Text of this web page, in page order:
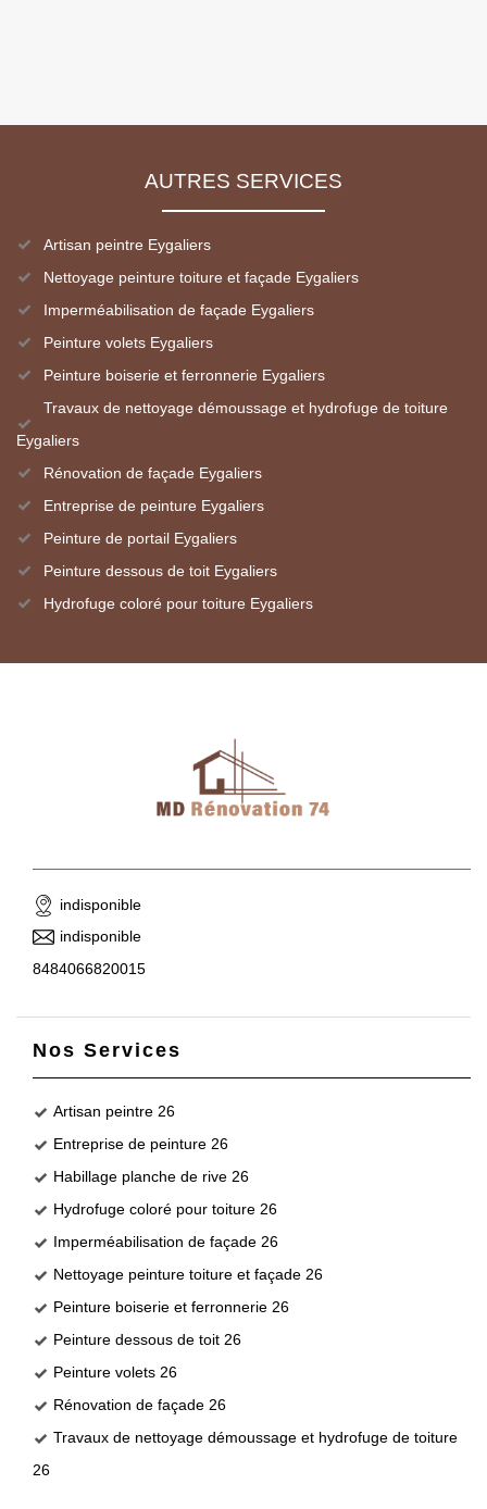
AUTRES SERVICES
Artisan peintre Eygaliers
Nettoyage peinture toiture et façade Eygaliers
Imperméabilisation de façade Eygaliers
Peinture volets Eygaliers
Peinture boiserie et ferronnerie Eygaliers
Travaux de nettoyage démoussage et hydrofuge de toiture
Eygaliers
Rénovation de façade Eygaliers
Entreprise de peinture Eygaliers
Peinture de portail Eygaliers
Peinture dessous de toit Eygaliers
Hydrofuge coloré pour toiture Eygaliers
indisponible
indisponible
8484066820015
Nos Services
Artisan peintre 26
Entreprise de peinture 26
Habillage planche de rive 26
Hydrofuge coloré pour toiture 26
Imperméabilisation de façade 26
Nettoyage peinture toiture et façade 26
Peinture boiserie et ferronnerie 26
Peinture dessous de toit 26
Peinture volets 26
Rénovation de façade 26
Travaux de nettoyage démoussage et hydrofuge de toiture
26